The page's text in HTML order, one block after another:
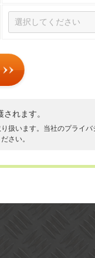
れます。
り扱います。当社のプライバ
さい。